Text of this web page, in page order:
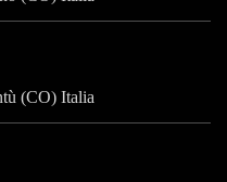
(CO) Italia